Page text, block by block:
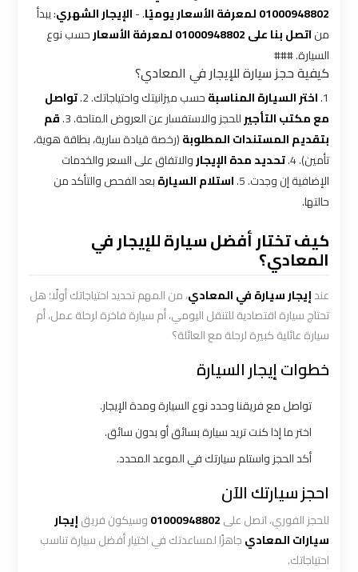
01000948802 لمعرفة الأسعار يوميًا
. -الإيجار الشهري: يبدأ
مناتصل بنا على 01000948802 لمعرفة الأسعار
حسب نوع
السيارة. ###
كيفية حجز سيارة للإيجار في المعادي؟
1. اختر السيارة المناسبةحسب ميزانيتك واحتياجاتك. 2.
تواصل
مع مكتب التأجيرللحجز والاستفسار عن العروض المتاحة. 3.
قم
بتقديم المستندات المطلوبة(رخصة قيادة سارية، بطاقة هوية،
تأمين). 4.
تحديد مدة الإيجاروالاتفاق على السعر والخدمات
الإضافية إن وجدت. 5.
استلام السيارةبعد الفحص والتأكد من
حالتها.
كيف تختار أفضل سيارة للإيجار في
المعادي؟
عندإيجار سيارة في المعادي، من المهم تحديد احتياجاتك أولًا؛ هل
تحتاج سيارة اقتصادية للتنقل اليومي، أم سيارة فاخرة لرحلة عمل، أم
سيارة عائلية كبيرة لرحلة مع العائلة؟
خطوات إيجار السيارة
تواصل مع فريقنا وحدد نوع السيارة ومدة الإيجار.
اختر ما إذا كنت تريد سيارة بسائق أو بدون سائق.
أكد الحجز واستلم سيارتك في الموعد المحدد.
احجز سيارتك الآن
للحجز الفوري، اتصل على01000948802وسيكون فريقإيجار
سيارات المعاديجاهزًا لمساعدتك في اختيار أفضل سيارة تناسب
احتياجاتك.
شركه
ليموزين
القاهره
ليموزين
اسكندرية
القاهرة
الإسكندرية
القاهرة
ليموزين
الاسكندرية
القاهرة
الاسكندريه
ليموزين
الاسكندريه